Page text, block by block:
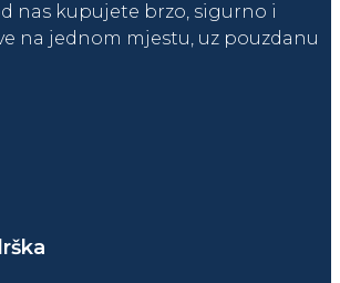
nas kupujete brzo, sigurno i
na jednom mjestu, uz pouzdanu